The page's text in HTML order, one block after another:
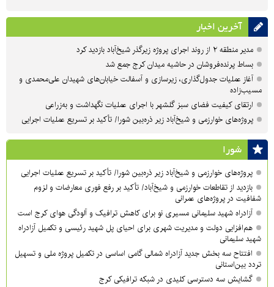
آخرین اخبار
مدیر منطقه ۲ از روند اجرای پروژه زیرگذر شیخ‌آباد بازدید کرد
بساط پرنده‌فروشان در حاشیه میدان کرج جمع شد
آغاز عملیات جدول‌گذاری، زیرسازی و آسفالت خیابان‌های شهیدان علی‌محمدی و
مسیب‌زاده
ارتقای کیفیت فضای سبز گلشهر با اجرای عملیات نگهداشت و به‌زراعی
پروژه‌های خوارزمی و شیخ‌آباد زیر ذره‌بین شورا/ تأکید بر تسریع عملیات اجرایی
شورا
پروژه‌های خوارزمی و شیخ‌آباد زیر ذره‌بین شورا/ تأکید بر تسریع عملیات اجرایی
بازدید از تقاطعات خوارزمی و شیخ‌آباد/ تأکید بر رفع فوری معارضات و لزوم
شفافیت در پروژه‌های عمرانی
آزادراه شهید سلیمانی مسیری نو برای کاهش ترافیک و آلودگی هوای کرج است
هم‌افزایی دولت و مدیریت شهری برای احیای پل شهید رئیسی و تکمیل آزادراه
شهید سلیمانی
افتتاح سه بخش جدید آزادراه شمالی گامی اساسی در تکمیل پروژه ملی و تسهیل
تردد بین‌استانی
گشایش سه دسترسی کلیدی در شبکه ترافیکی کرج